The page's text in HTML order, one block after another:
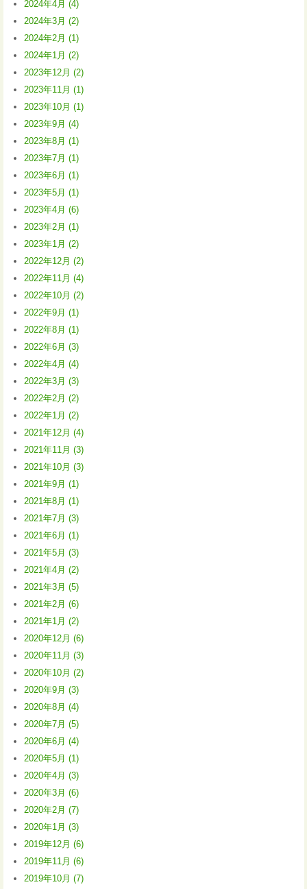
2024年4月 (4)
2024年3月 (2)
2024年2月 (1)
2024年1月 (2)
2023年12月 (2)
2023年11月 (1)
2023年10月 (1)
2023年9月 (4)
2023年8月 (1)
2023年7月 (1)
2023年6月 (1)
2023年5月 (1)
2023年4月 (6)
2023年2月 (1)
2023年1月 (2)
2022年12月 (2)
2022年11月 (4)
2022年10月 (2)
2022年9月 (1)
2022年8月 (1)
2022年6月 (3)
2022年4月 (4)
2022年3月 (3)
2022年2月 (2)
2022年1月 (2)
2021年12月 (4)
2021年11月 (3)
2021年10月 (3)
2021年9月 (1)
2021年8月 (1)
2021年7月 (3)
2021年6月 (1)
2021年5月 (3)
2021年4月 (2)
2021年3月 (5)
2021年2月 (6)
2021年1月 (2)
2020年12月 (6)
2020年11月 (3)
2020年10月 (2)
2020年9月 (3)
2020年8月 (4)
2020年7月 (5)
2020年6月 (4)
2020年5月 (1)
2020年4月 (3)
2020年3月 (6)
2020年2月 (7)
2020年1月 (3)
2019年12月 (6)
2019年11月 (6)
2019年10月 (7)